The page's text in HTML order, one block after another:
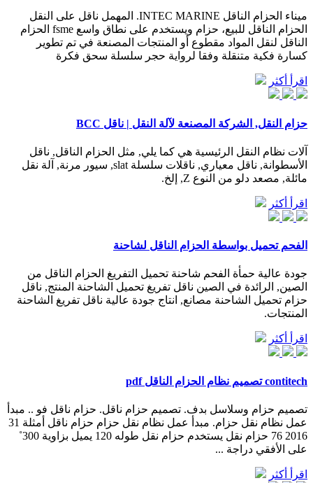
ميناء الحزام الناقل INTEC MARINE. المهمل ناقل على النقل
الحزام الناقل للبيع، حزام ويستخدم على نطاق واسع fsme الحزام
الناقل لنقل المواد مقطوع أو المنتجات المصنعة في تم تطوير
كسارة فكية متنقلة وفقا لرواية حجر سلسلة سحق فكرة
اقرأ أكثر
حزام النقل, الشركة المصنعة لآلة النقل | ناقل BCC
آلات نظام النقل الرئيسية هي كما يلي, مثل الحزام الناقل, ناقل
الأسطوانة, ناقل معياري, ناقلات سلسلة slat, سيور مرنة, آلة نقل
مائلة, مصعد دلو من النوع Z, إلخ.
اقرأ أكثر
الفحم تحميل بواسطة الحزام الناقل لشاحنة
جودة عالية حمأة الفحم شاحنة تحميل التفريغ الحزام الناقل من
الصين, الرائدة في الصين ناقل تفريغ تحميل الشاحنة المنتج, ناقل
حزام تحميل الشاحنة مصانع, انتاج جودة عالية ناقل تفريغ الشاحنة
المنتجات.
اقرأ أكثر
contitech تصميم نظام الحزام الناقل pdf
تصميم حزام وسلاسل بدف. تصميم حزام ناقل. حزام ناقل فو .. مبدأ
عمل نظام نقل حزام. مبدأ عمل نظام نقل حزام حزام ناقل أمثلة 31
2016 76 حزام نقل يستخدم حزام نقل طوله 120 يميل بزاوية 300˚
على الأفقي دراجة ...
اقرأ أكثر